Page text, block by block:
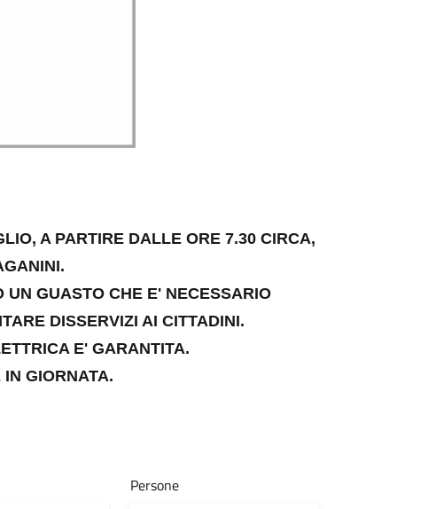
A PARTIRE DALLE ORE 7.30 CIRCA,
UN GUASTO CHE E' NECESSARIO
DISSERVIZI AI CITTADINI.
E' GARANTITA.
GIORNATA.
Persone